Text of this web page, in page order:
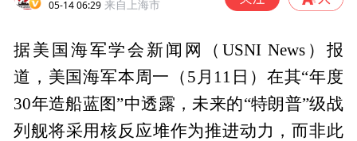
05-14 06:29 来自上海市
据美国海军学会新闻网（USNI News）报
道，美国海军本周一（5月11日）在其“年度
30年造船蓝图”中透露，未来的“特朗普”级战
列舰将采用核反应堆作为推进动力，而非此